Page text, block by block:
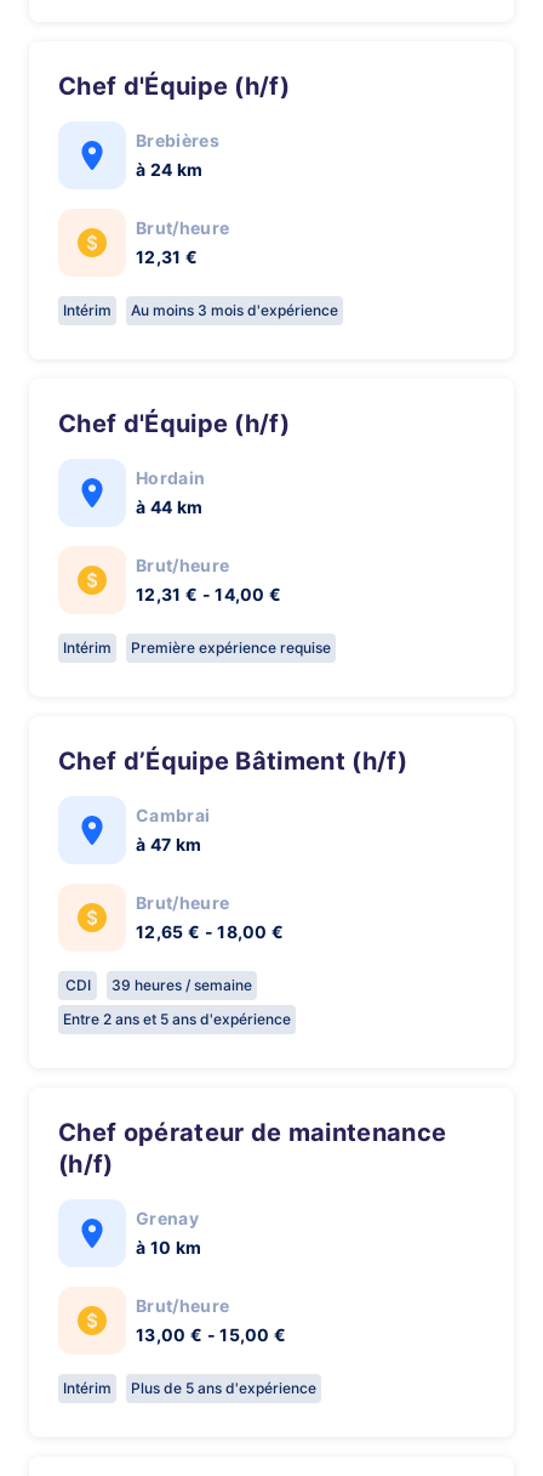
Chef d'Équipe (h/f)
Brebières
à 24 km
Brut/heure
12,31 €
Intérim Au moins 3 mois d'expérience
Chef d'Équipe (h/f)
Hordain
à 44 km
Brut/heure
12,31 € - 14,00 €
Intérim Première expérience requise
Chef d’Équipe Bâtiment (h/f)
Cambrai
à 47 km
Brut/heure
12,65 € - 18,00 €
CDI
39 heures / semaine
Entre 2 ans et 5 ans d'expérience
Chef opérateur de maintenance
(h/f)
Grenay
à 10 km
Brut/heure
13,00 € - 15,00 €
Intérim Plus de 5 ans d'expérience